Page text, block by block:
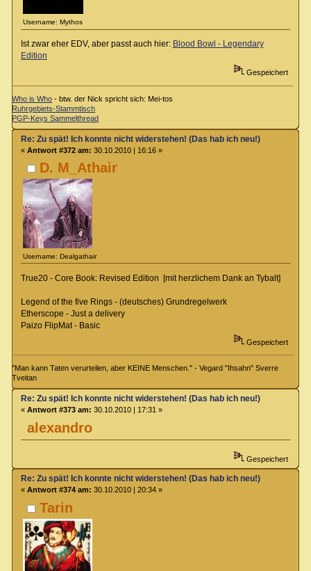
Username: Mythos
Ist zwar eher EDV, aber passt auch hier: Blood Bowl - Legendary
Edition
Gespeichert
Who is Who - btw. der Nick spricht sich: Mei-tos
Ruhrgebiets-Stammtisch
PGP-Keys Sammelthread
D. M_Athair
Username: Dealgathair
Re: Zu spät! Ich konnte nicht widerstehen! (Das hab ich neu!)
« Antwort #372 am: 30.10.2010 | 16:16 »
True20 - Core Book: Revised Edition [mit herzlichem Dank an Tybalt]
Legend of the five Rings - (deutsches) Grundregelwerk
Etherscope - Just a delivery
Paizo FlipMat - Basic
Gespeichert
"Man kann Taten verurteilen, aber KEINE Menschen." - Vegard "Ihsahn" Sverre
Tveitan
alexandro
Re: Zu spät! Ich konnte nicht widerstehen! (Das hab ich neu!)
« Antwort #373 am: 30.10.2010 | 17:31 »
Gespeichert
Tarin
Re: Zu spät! Ich konnte nicht widerstehen! (Das hab ich neu!)
« Antwort #374 am: 30.10.2010 | 20:34 »